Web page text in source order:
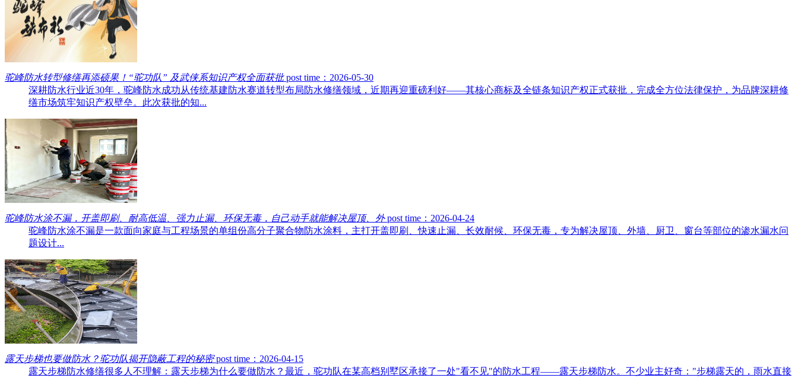
驼峰防水转型修缮再添硕果！“驼功队” 及武侠系知识产权全面获批 post time：2026-05-30
深耕防水行业近30年，驼峰防水成功从传统基建防水赛道转型布局防水修缮领域，近期再迎重磅利好——其核心商标及全链条知识产权正式获批，完成全方位法律保护，为品牌深耕修
缮市场筑牢知识产权壁垒。此次获批的知...
驼峰防水涂不漏，开盖即刷、耐高低温、强力止漏、环保无毒，自己动手就能解决屋顶、外 post time：2026-04-24
驼峰防水涂不漏是一款面向家庭与工程场景的单组份高分子聚合物防水涂料，主打开盖即刷、快速止漏、长效耐候、环保无毒，专为解决屋顶、外墙、厨卫、窗台等部位的渗水漏水问
题设计...
露天步梯也要做防水？驼功队揭开隐蔽工程的秘密 post time：2026-04-15
露天步梯防水修缮很多人不理解：露天步梯为什么要做防水？最近，驼功队在某高档别墅区承接了一处"看不见"的防水工程——露天步梯防水。不少业主好奇："步梯露天的，雨水直接